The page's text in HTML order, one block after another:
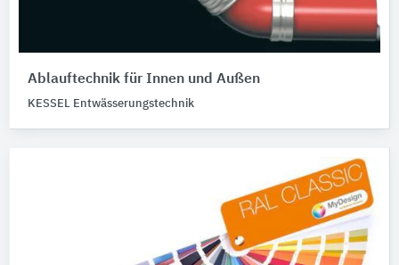
Ablauftechnik für Innen und Außen
KESSEL Entwässerungstechnik